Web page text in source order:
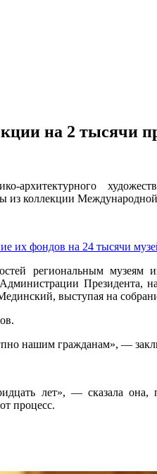
на 2 тысячи
архитектурного
из коллекции
их фондов на 24 тысячи
региональным музеям
Президента,
выступая на
нашим гражданам», —
лет», — сказала она,
процесс.